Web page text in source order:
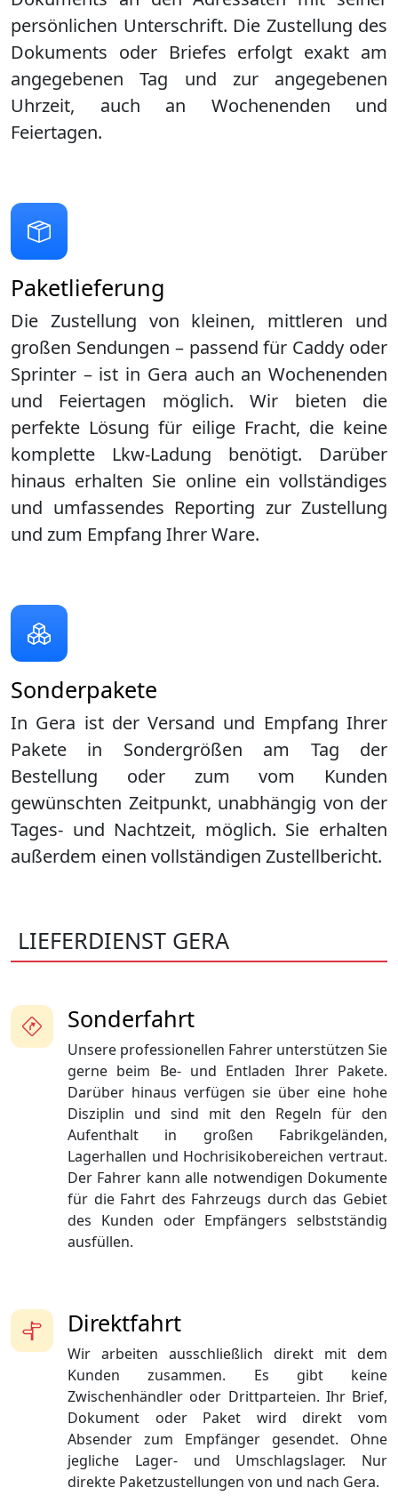
persönlichen Unterschrift. Die Zustellung des
Dokuments oder Briefes erfolgt exakt am
angegebenen Tag und zur angegebenen
Uhrzeit, auch an Wochenenden und
Feiertagen.
Paketlieferung
Die Zustellung von kleinen, mittleren und
großen Sendungen – passend für Caddy oder
Sprinter – ist in Gera auch an Wochenenden
und Feiertagen möglich. Wir bieten die
perfekte Lösung für eilige Fracht, die keine
komplette Lkw-Ladung benötigt. Darüber
hinaus erhalten Sie online ein vollständiges
und umfassendes Reporting zur Zustellung
und zum Empfang Ihrer Ware.
Sonderpakete
In Gera ist der Versand und Empfang Ihrer
Pakete in Sondergrößen am Tag der
Bestellung oder zum vom Kunden
gewünschten Zeitpunkt, unabhängig von der
Tages- und Nachtzeit, möglich. Sie erhalten
außerdem einen vollständigen Zustellbericht.
LIEFERDIENST GERA
Sonderfahrt
Unsere professionellen Fahrer unterstützen Sie
gerne beim Be- und Entladen Ihrer Pakete.
Darüber hinaus verfügen sie über eine hohe
Disziplin und sind mit den Regeln für den
Aufenthalt in großen Fabrikgeländen,
Lagerhallen und Hochrisikobereichen vertraut.
Der Fahrer kann alle notwendigen Dokumente
für die Fahrt des Fahrzeugs durch das Gebiet
des Kunden oder Empfängers selbstständig
ausfüllen.
Direktfahrt
Wir arbeiten ausschließlich direkt mit dem
Kunden zusammen. Es gibt keine
Zwischenhändler oder Drittparteien. Ihr Brief,
Dokument oder Paket wird direkt vom
Absender zum Empfänger gesendet. Ohne
jegliche Lager- und Umschlagslager. Nur
direkte Paketzustellungen von und nach Gera.